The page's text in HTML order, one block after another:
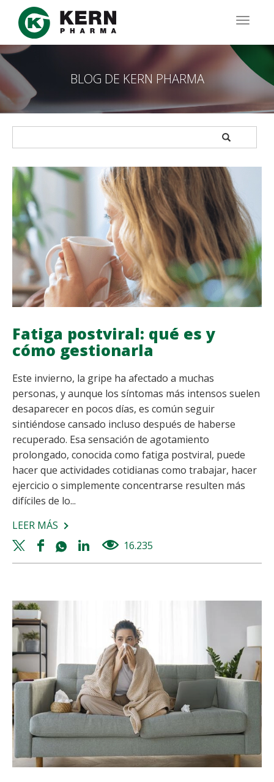
Pasar
contenido
principal
BLOG DE KERN PHARMA
APPLY
Fatiga postviral: qué es y
cómo gestionarla
Este invierno, la gripe ha afectado a muchas
personas, y aunque los síntomas más intensos suelen
desaparecer en pocos días, es común seguir
sintiéndose cansado incluso después de haberse
recuperado. Esa sensación de agotamiento
prolongado, conocida como fatiga postviral, puede
hacer que actividades cotidianas como trabajar, hacer
ejercicio o simplemente concentrarse resulten más
difíciles de lo...
LEER MÁS SOBRE
FATIGA
POSTVIRAL:
Y
GESTIONARLA
Twitter
share
Facebook
share
Whatsapp
share
Linkedin
share
16.235